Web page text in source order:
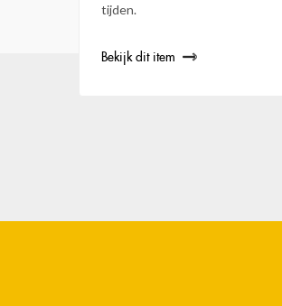
tijden.
Bekijk dit item